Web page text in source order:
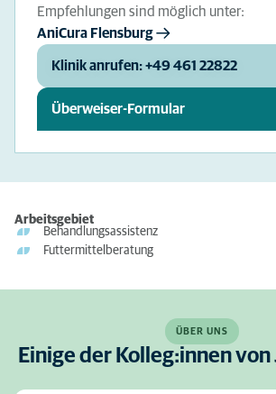
Empfehlungen sind möglich unter:
AniCura Flensburg
Klinik anrufen: +49 461 22822
Überweiser-Formular
Arbeitsgebiet
Behandlungsassistenz
Futtermittelberatung
ÜBER UNS
Einige der Kolleg:innen von